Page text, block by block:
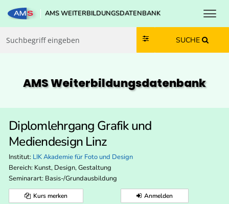
Zum Inhalt springen
Zum Navmenü springen
Zur Suche springen
Zur Footer springen
AMS WEITERBILDUNGSDATENBANK
SUCHE
AMS Weiterbildungs­datenbank
Diplomlehrgang Grafik und
Mediendesign Linz
Institut: LIK Akademie für Foto und Design
Bereich: Kunst, Design, Gestaltung
Seminarart: Basis-/Grundausbildung
Kurs merken Anmelden